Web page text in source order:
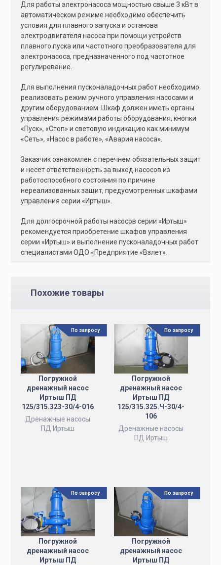
Для работы электронасоса мощностью свыше 3 кВт в
автоматическом режиме необходимо обеспечить
условия для плавного запуска и останова
электродвигателя насоса при помощи устройств
плавного пуска или частотного преобразователя для
электронасоса, предназначенного под частотное
регулирование.
Для выполнения пусконаладочных работ необходимо
реализовать режим ручного управления насосами и
другим оборудованием. Шкаф должен иметь органы
управления режимами работы оборудования, кнопки
«Пуск», «Стоп» и световую индикацию как минимум
«Сеть», «Насос в работе», «Авария насоса».
Заказчик ознакомлен с перечнем обязательных защит
и несет ответственность за выход насосов из
работоспособного состояния по причине
нереализованных защит, предусмотренных шкафами
управления серии «Иртыш».
Для долгосрочной работы насосов серии «Иртыш»
рекомендуется приобретение шкафов управления
серии «Иртыш» и выполнение пусконаладочных работ
специалистами ОДО «Предприятие «Взлет».
Похожие товары
Погружной
дренажный насос
Иртыш ПД
125/315.323-30/4-016
Дренажные насосы
ПД Иртыш
По запросу
Погружной
дренажный насос
Иртыш ПД
125/315.325.Ч-30/4-
106
Дренажные насосы
ПД Иртыш
По запросу
Погружной
дренажный насос
Иртыш ПД
По запросу
Погружной
дренажный насос
Иртыш ПД
По запросу